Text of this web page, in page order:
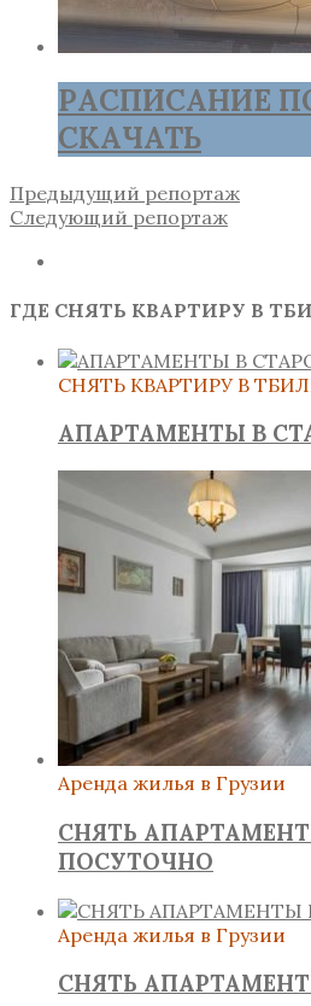
РАСПИСАНИЕ
СКАЧАТЬ
Предыдущий репортаж
Следующий репортаж
ГДЕ СНЯТЬ КВАРТИРУ В
СНЯТЬ КВАРТИРУ В
АПАРТАМЕНТЫ В
Аренда жилья в Грузии
СНЯТЬ
ПОСУТОЧНО
Аренда жилья в Грузии
СНЯТЬ